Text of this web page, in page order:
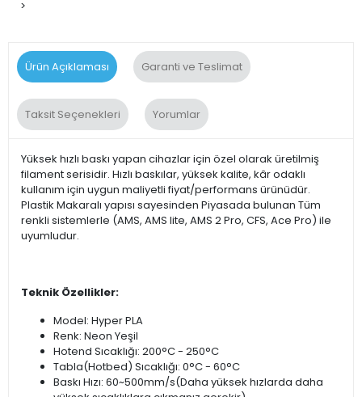
>
Ürün Açıklaması Garanti ve Teslimat
Taksit Seçenekleri Yorumlar
Yüksek hızlı baskı yapan cihazlar için özel olarak üretilmiş
filament serisidir. Hızlı baskılar, yüksek kalite, kâr odaklı
kullanım için uygun maliyetli fiyat/performans ürünüdür.
Plastik Makaralı yapısı sayesinden Piyasada bulunan Tüm
renkli sistemlerle (AMS, AMS lite, AMS 2 Pro, CFS, Ace Pro) ile
uyumludur.
Teknik Özellikler:
Model: Hyper PLA
Renk: Neon Yeşil
Hotend Sıcaklığı: 200°C - 250°C
Tabla(Hotbed) Sıcaklığı: 0°C - 60°C
Baskı Hızı: 60~500mm/s(Daha yüksek hızlarda daha